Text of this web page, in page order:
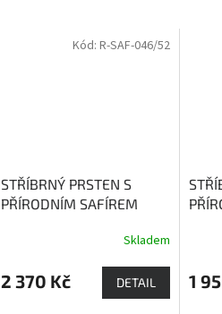
STŘÍBRNÝ PRSTEN S
PŘÍRODNÍM SAFÍREM
moudrosti, upřímnosti a
Skladem
2 370 Kč DETAIL
Kód:R-SAF-046/52
vliv
1